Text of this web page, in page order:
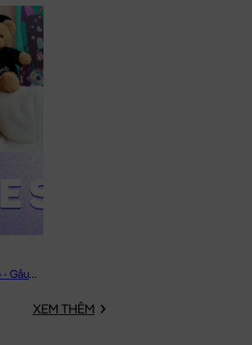
Gấu Bông Tốt Nghiệp - Gấu Teddy tốt nghiệp lông xù màu Vàng
XEM THÊM